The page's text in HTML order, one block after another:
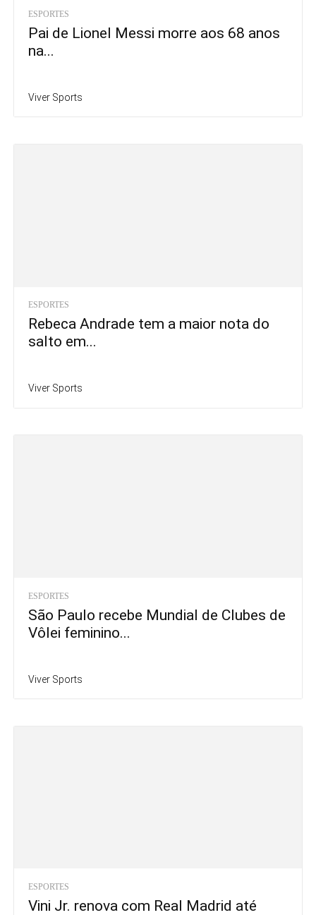
ESPORTES
Pai de Lionel Messi morre aos 68 anos
na...
Viver Sports
ESPORTES
Rebeca Andrade tem a maior nota do
salto em...
Viver Sports
ESPORTES
São Paulo recebe Mundial de Clubes de
Vôlei feminino...
Viver Sports
ESPORTES
Vini Jr. renova com Real Madrid até